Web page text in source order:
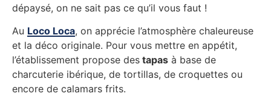
dépaysé, on ne sait pas ce qu’il vous faut !
Au Loco Loca, on apprécie l’atmosphère chaleureuse
et la déco originale. Pour vous mettre en appétit,
l’établissement propose des tapas à base de
charcuterie ibérique, de tortillas, de croquettes ou
encore de calamars frits.